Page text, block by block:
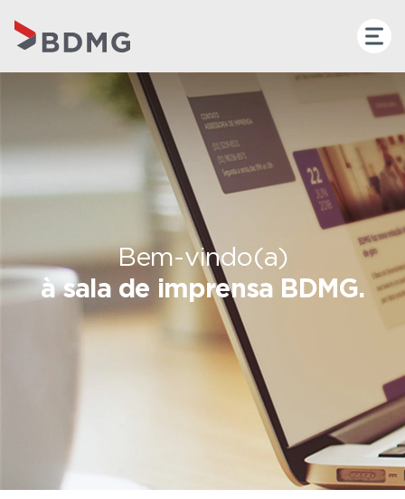
Bem-vindo(a)
à sala de imprensa BDMG.